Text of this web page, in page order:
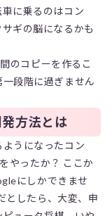
に乗るのはコン
ギの脳になるかも
のコピーを作るこ
段階に過ぎません
方法とは
うになったコン
やったか？ ここか
にしかできませ
としたら、大変、申